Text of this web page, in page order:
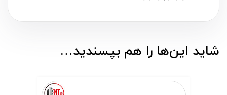
شاید این‌ها را هم بپسندید…